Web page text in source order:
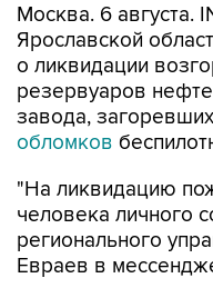
Москва. 6 августа.
Ярославской
о ликвидации
резервуаров
завода,
обломков
"На ликвидацию
человека личного
регионального
Евраев в